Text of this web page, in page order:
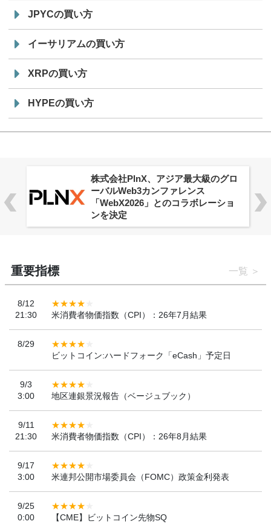
JPYCの買い方
イーサリアムの買い方
XRPの買い方
HYPEの買い方
株式会社PlnX、アジア最大級のグロ
ーバルWeb3カンファレンス
「WebX2026」とのコラボレーショ
ンを決定
重要指標 一覧
8/12
21:30
米消費者物価指数（CPI）：26年7月結果
8/29
ビットコイン:ハードフォーク「eCash」予定日
9/3
3:00
地区連銀景況報告（ベージュブック）
9/11
21:30
米消費者物価指数（CPI）：26年8月結果
9/17
3:00
米連邦公開市場委員会（FOMC）政策金利発表
9/25
0:00
【CME】ビットコイン先物SQ